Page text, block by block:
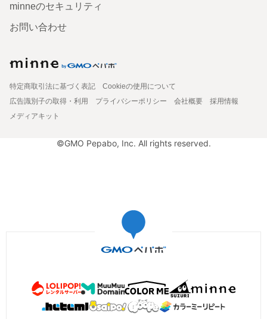
minneのセキュリティ
お問い合わせ
特定商取引法に基づく表記
Cookieの使用について
広告識別子の取得・利用
プライバシーポリシー 会社概要
採用情報
メディアキット
©GMO Pepabo, Inc. All rights reserved.